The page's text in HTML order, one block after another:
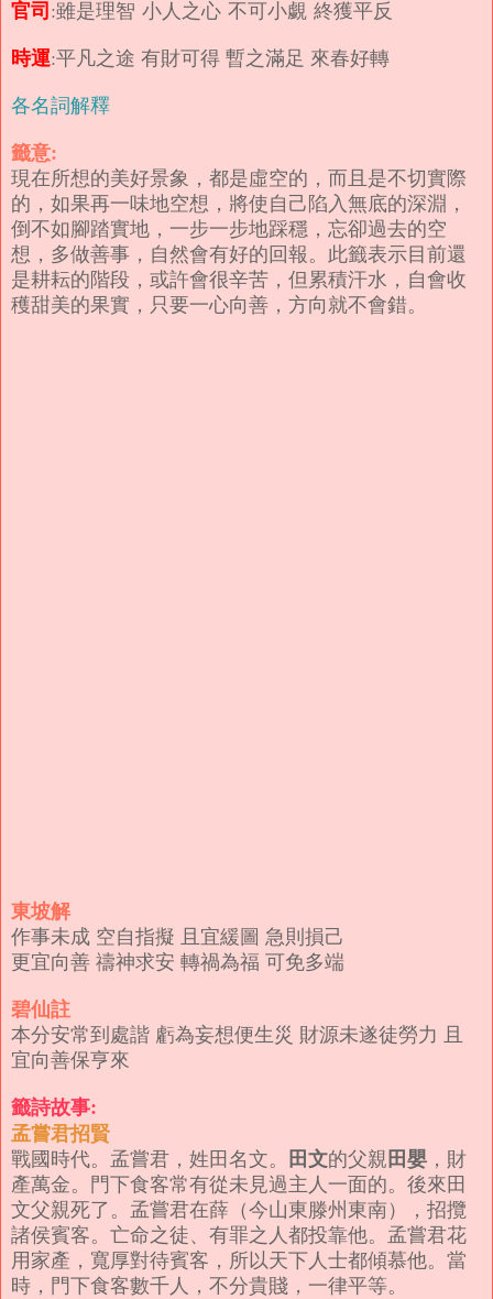
官司:雖是理智 小人之心 不可小覷 終獲平反
時運:平凡之途 有財可得 暫之滿足 來春好轉
各名詞解釋
籤意:
現在所想的美好景象，都是虛空的，而且是不切實際
的，如果再一味地空想，將使自己陷入無底的深淵，
倒不如腳踏實地，一步一步地踩穩，忘卻過去的空
想，多做善事，自然會有好的回報。此籤表示目前還
是耕耘的階段，或許會很辛苦，但累積汗水，自會收
穫甜美的果實，只要一心向善，方向就不會錯。
東坡解
作事未成 空自指擬 且宜緩圖 急則損己
更宜向善 禱神求安 轉禍為福 可免多端
碧仙註
本分安常到處諧 虧為妄想便生災 財源未遂徒勞力 且
宜向善保亨來
籤詩故事:
孟嘗君招賢
戰國時代。孟嘗君，姓田名文。 田文的父親田嬰 ，財
產萬金。門下食客常有從未見過主人一面的。後來田
文父親死了。 孟嘗君在薛（今山東滕州東南），招攬
諸侯賓客。亡命之徒、有罪之人都投靠他。 孟嘗君花
用家產，寬厚對待賓客，所以天下人士都傾慕他。 當
時，門下食客數千人，不分貴賤，一律平等。